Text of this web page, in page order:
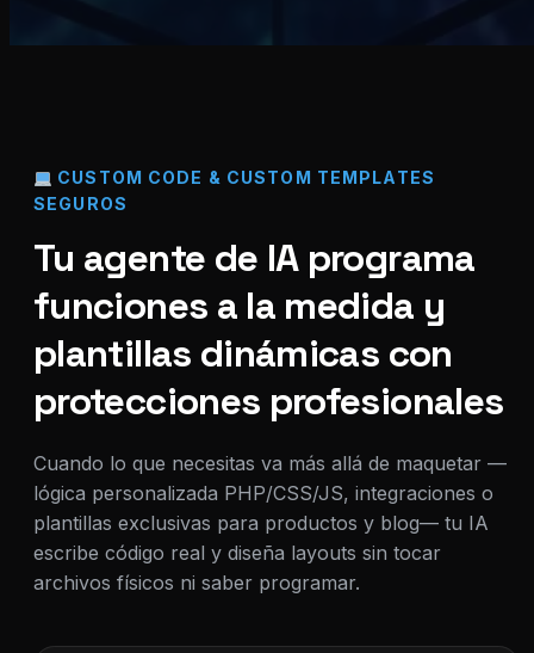
CUSTOM CODE & CUSTOM TEMPLATES
SEGUROS
Tu agente de IA programa
funciones a la medida y
plantillas dinámicas con
protecciones profesionales
Cuando lo que necesitas va más allá de maquetar —
lógica personalizada PHP/CSS/JS, integraciones o
plantillas exclusivas para productos y blog— tu IA
escribe código real y diseña layouts sin tocar
archivos físicos ni saber programar.